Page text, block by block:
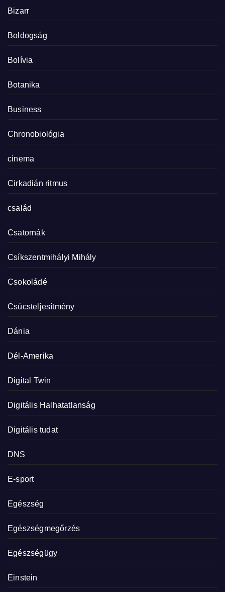
Bizarr
Boldogság
Bolívia
Botanika
Business
Chronobiológia
cinema
Cirkadián ritmus
család
Csatornák
Csíkszentmihályi Mihály
Csokoládé
Csúcsteljesítmény
Dánia
Dél-Amerika
Digital Twin
Digitális Halhatatlanság
Digitális tudat
DNS
E-sport
Egészség
Egészségmegőrzés
Egészségügy
Einstein